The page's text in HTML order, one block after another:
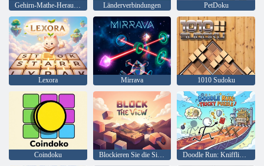
Länderverbindungen PetDoku
Lexora Mirrava 1010 Sudoku
Coindoku Blockieren Sie die Sicht Doodle Run: Kniffliges Rätsel